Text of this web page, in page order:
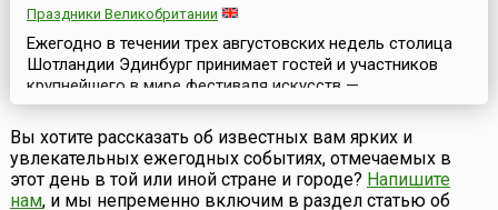
Праздники Великобритании
Ежегодно в течении трех августовских недель столица
Шотландии Эдинбург принимает гостей и участников
крупнейшего в мире фестиваля искусств —
Эдинбургского фестиваля искусств «Фриндж» (англ.
Edinburgh Fringe Festival). Он является неофициальной и
«неформальной» частью знаменитого Эдинбургского
международного фестиваля искусств.Ежегодно на
фестивале разыгрываются 3 тысячи представлений и
Вы хотите рассказать об известных вам ярких и
увлекательных ежегодных событиях, отмечаемых в
этот день в той или иной стране и городе? Напишите
нам, и мы непременно включим в раздел статью об